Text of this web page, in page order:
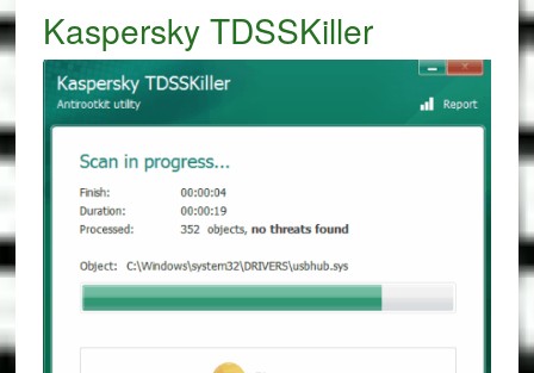
Kaspersky TDSSKiller